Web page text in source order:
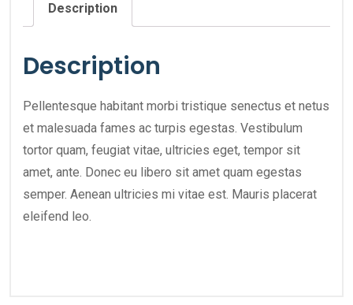
Description
Description
Pellentesque habitant morbi tristique senectus et netus
et malesuada fames ac turpis egestas. Vestibulum
tortor quam, feugiat vitae, ultricies eget, tempor sit
amet, ante. Donec eu libero sit amet quam egestas
semper. Aenean ultricies mi vitae est. Mauris placerat
eleifend leo.